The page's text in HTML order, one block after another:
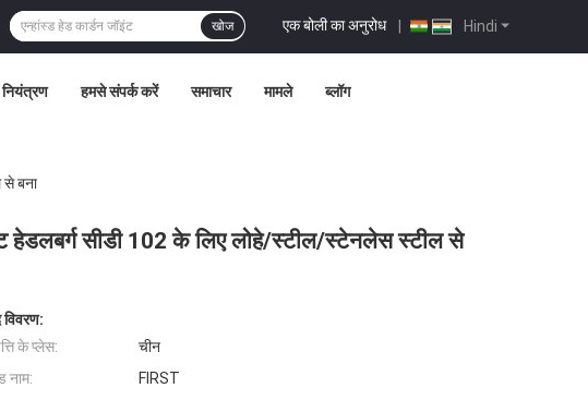
Hindi
एक बोली का अनुरोध |
खोज
नियंत्रण हमसे संपर्क करें समाचार मामले ब्लॉग
बना
सीडी 102 के लिए लोहे/स्टील/स्टेनलेस स्टील से
विवरण:
के प्लेस:
चीन
नाम:
FIRST